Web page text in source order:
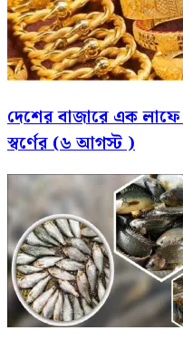
দেশের বাজারে এক
স্বর্ণের (৬ আগস্ট )